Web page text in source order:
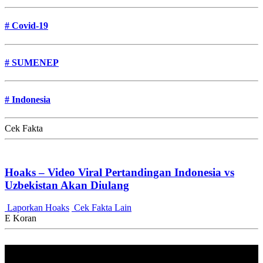
# Covid-19
# SUMENEP
# Indonesia
Cek Fakta
Hoaks – Video Viral Pertandingan Indonesia vs
Uzbekistan Akan Diulang
Laporkan Hoaks Cek Fakta Lain
E Koran